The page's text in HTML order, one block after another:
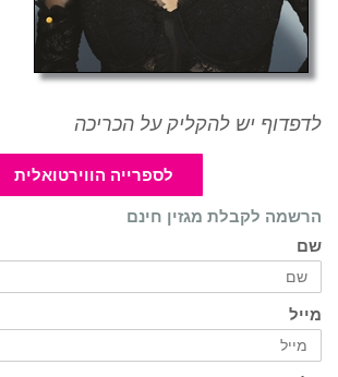
לדפדוף יש להקליק על הכריכה
לספרייה הווירטואלית
הרשמה לקבלת מגזין חינם
שם
מייל